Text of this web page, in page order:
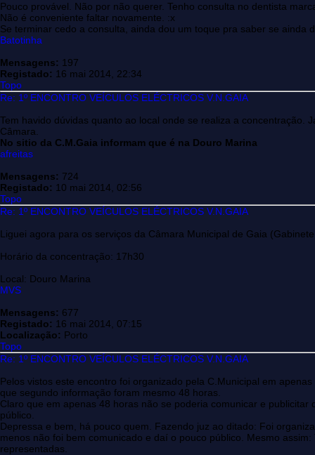
Pouco provável. Não por não querer. Tenho consulta no dentista
Não é conveniente faltar novamente. :x
Se terminar cedo a consulta, ainda dou um toque pra saber se ainda
Batotinha
Mensagens: 197
Registado: 16 mai 2014, 22:34
Topo
Re: 1º ENCONTRO VEÍCULOS ELÉCTRICOS V.N.GAIA
Tem havido dúvidas quanto ao local onde se realiza a concentração.
Câmara.
No sitio da C.M.Gaia informam que é na Douro Marina
afreitas
Mensagens: 724
Registado: 10 mai 2014, 02:56
Topo
Re: 1º ENCONTRO VEÍCULOS ELÉCTRICOS V.N.GAIA
Liguei agora para os serviços da Câmara Municipal de Gaia
Horário da concentração: 17h30
Local: Douro Marina
MVS
Mensagens: 677
Registado: 16 mai 2014, 07:15
Localização: Porto
Topo
Re: 1º ENCONTRO VEÍCULOS ELÉCTRICOS V.N.GAIA
Pelos vistos este encontro foi organizado pela C.Municipal em
que segundo informação foram mesmo 48 horas.
Claro que em apenas 48 horas não se poderia comunicar e
público.
Depressa e bem, há pouco quem. Fazendo juz ao ditado: Foi
menos não foi bem comunicado e daí o pouco público. Mesmo
representadas.